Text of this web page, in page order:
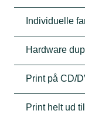
Individuelle
Hardware
Print på CD/
Print helt ud